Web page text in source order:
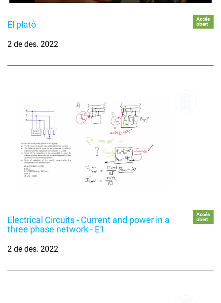
El plató
Accés
obert
2 de des. 2022
Electrical Circuits - Current and power in a
three phase network - E1
Accés
obert
2 de des. 2022